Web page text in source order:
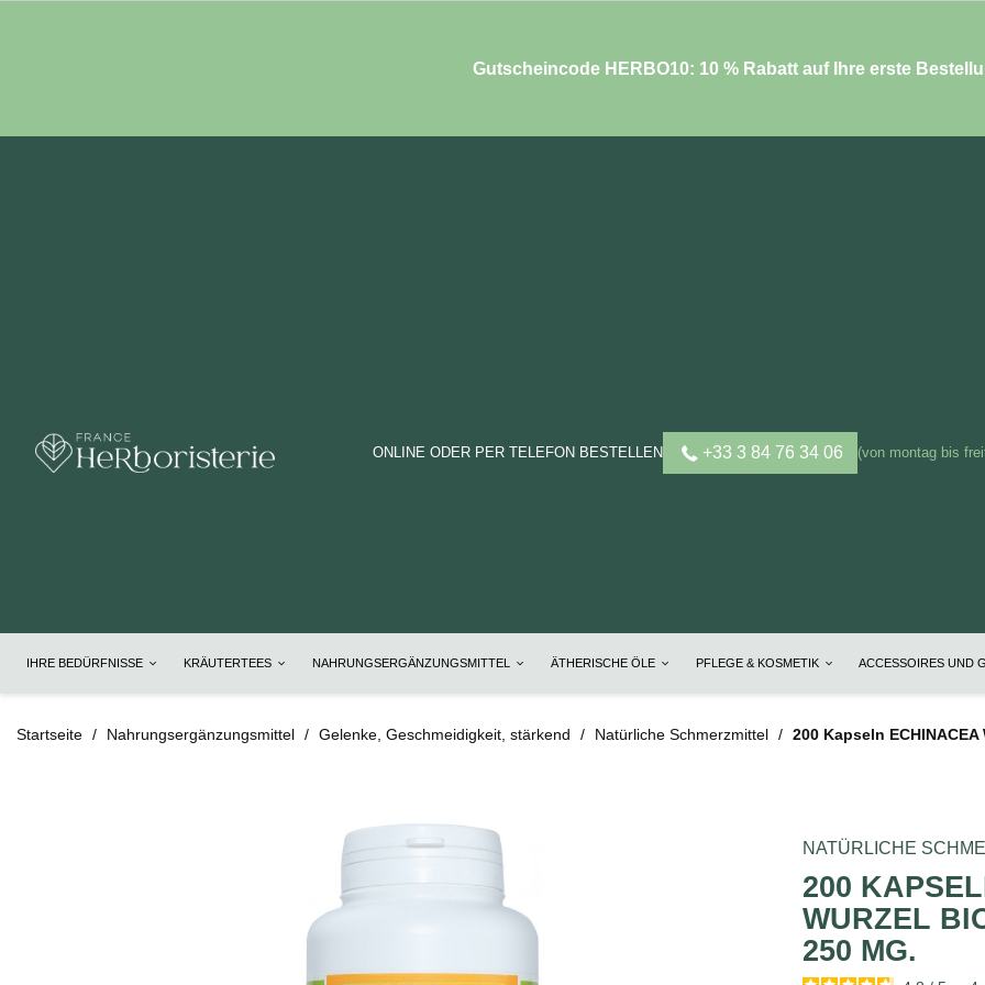
Gutscheincode HERBO10: 10 % Rabatt auf Ihre erste
ONLINE ODER PER TELEFON BESTELLEN +33 3 84 76 34 06 (von montag bis
IHRE BEDÜRFNISSE KRÄUTERTEES NAHRUNGSERGÄNZUNGSMITTEL ÄTHERISCHE ÖLE PFLEGE & KOSMETIK ACCESSOIRES UND
Startseite Nahrungsergänzungsmittel Gelenke, Geschmeidigkeit, stärkend Natürliche Schmerzmittel 200 Kapseln
NATÜRLICHE
200
WURZEL
250 MG.